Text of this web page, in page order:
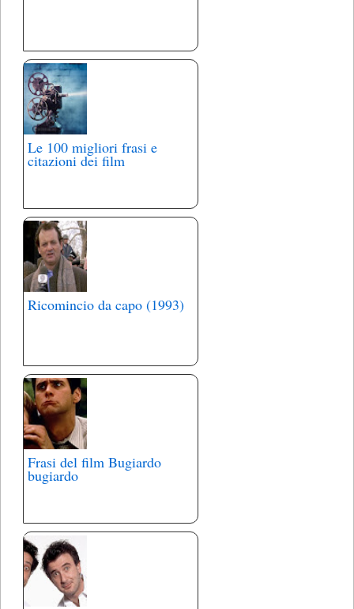
Le 100 migliori frasi e
citazioni dei film
Ricomincio da capo (1993)
Frasi del film Bugiardo
bugiardo